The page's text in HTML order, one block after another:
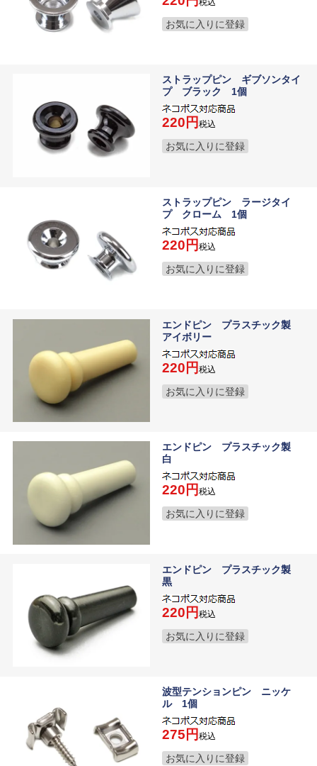
税込
お気に入りに登録
ストラップピン ギブソンタイ
プ ブラック 1個
220 税込
お気に入りに登録
ストラップピン ラージタイ
プ クローム 1個
220 税込
お気に入りに登録
エンドピン プラスチック製
アイボリー
220 税込
お気に入りに登録
エンドピン プラスチック製
白
220 税込
お気に入りに登録
エンドピン プラスチック製
黒
220 税込
お気に入りに登録
波型テンションピン ニッケ
ル 1個
275 税込
お気に入りに登録